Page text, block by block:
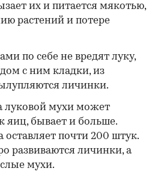
их и питается мякотью,
растений и потере
по себе не вредят луку,
с ним кладки, из
личинки.
луковой мухи может
яиц, бывает и больше.
оставляет почти 200 штук.
развиваются личинки, а
мухи.